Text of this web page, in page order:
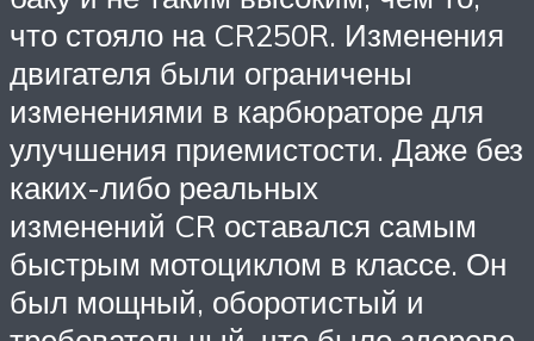
что стояло на CR250R. Изменения
двигателя были ограничены
изменениями в карбюраторе для
улучшения приемистости. Даже без
каких-либо реальных
изменений CR оставался самым
быстрым мотоциклом в классе. Он
был мощный, оборотистый и